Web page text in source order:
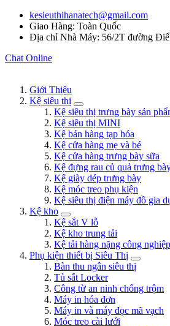
kesieuthihanatech@gmail.com
Giao Hàng: Toàn Quốc
Địa chỉ Nhà Máy: 56/2T đường
Chat Online
Giới Thiệu
Kệ siêu thị
Kệ siêu thị trưng bày sản
Kệ siêu thị MINI
Kệ bán hàng tạp hóa
Kệ cửa hàng mẹ và bé
Kệ cửa hàng trưng bày sữa
Kệ đựng rau củ quả trưng
Kệ giày dép trưng bày
Kệ móc treo phụ kiện
Kệ siêu thị điện máy đồ gia
Kệ kho
Kệ sắt V lỗ
Kệ kho trung tải
Kệ tải hàng nặng công nghiệp
Phụ kiện thiết bị Siêu Thị
Bàn thu ngân siêu thị
Tủ sắt Locker
Công từ an ninh chống trộm
Máy in hóa đơn
Máy in và máy đọc mã vạch
Móc treo cài lưới